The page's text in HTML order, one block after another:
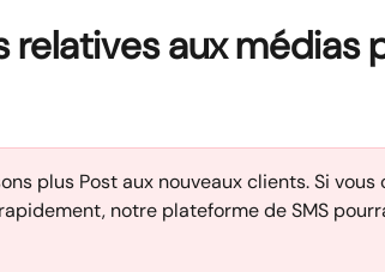
relatives aux médias
plus Post aux nouveaux clients. Si
notre plateforme de SMS